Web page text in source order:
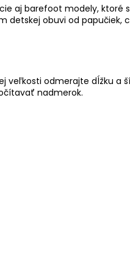
aj barefoot modely,
obuvi od
veľkosti odmerajte dĺžku
nadmerok.